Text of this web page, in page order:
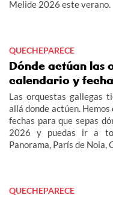
Melide 2026 este verano.
QUECHEPARECE
Dónde actúan las
calendario y
Las orquestas gallegas
allá donde actúen.
fechas para que sepas
2026 y puedas ir a
Panorama, París de Noia,
QUECHEPARECE